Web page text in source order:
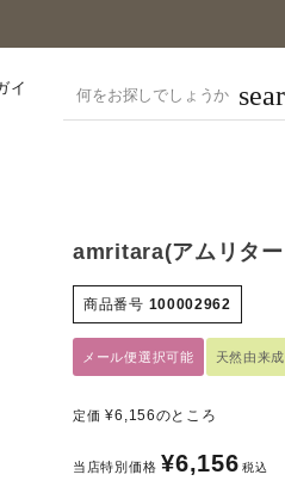
イ
amritara(アムリタ
商品番号 100002962
メール便選択可能 天然由来
定価 ¥6,156のところ
当店特別価格 ¥6,156 税込